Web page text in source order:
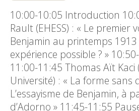
10:00-10:05 Introduction
Rault (EHESS) : « Le premier
Benjamin au printemps
expérience possible ? »
11:00-11:45 Thomas Aït Kaci
Université) : « La forme sans
L’essayisme de Benjamin, à
d’Adorno » 11:45-11:55